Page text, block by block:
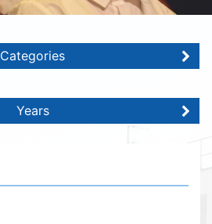
Categories
Years